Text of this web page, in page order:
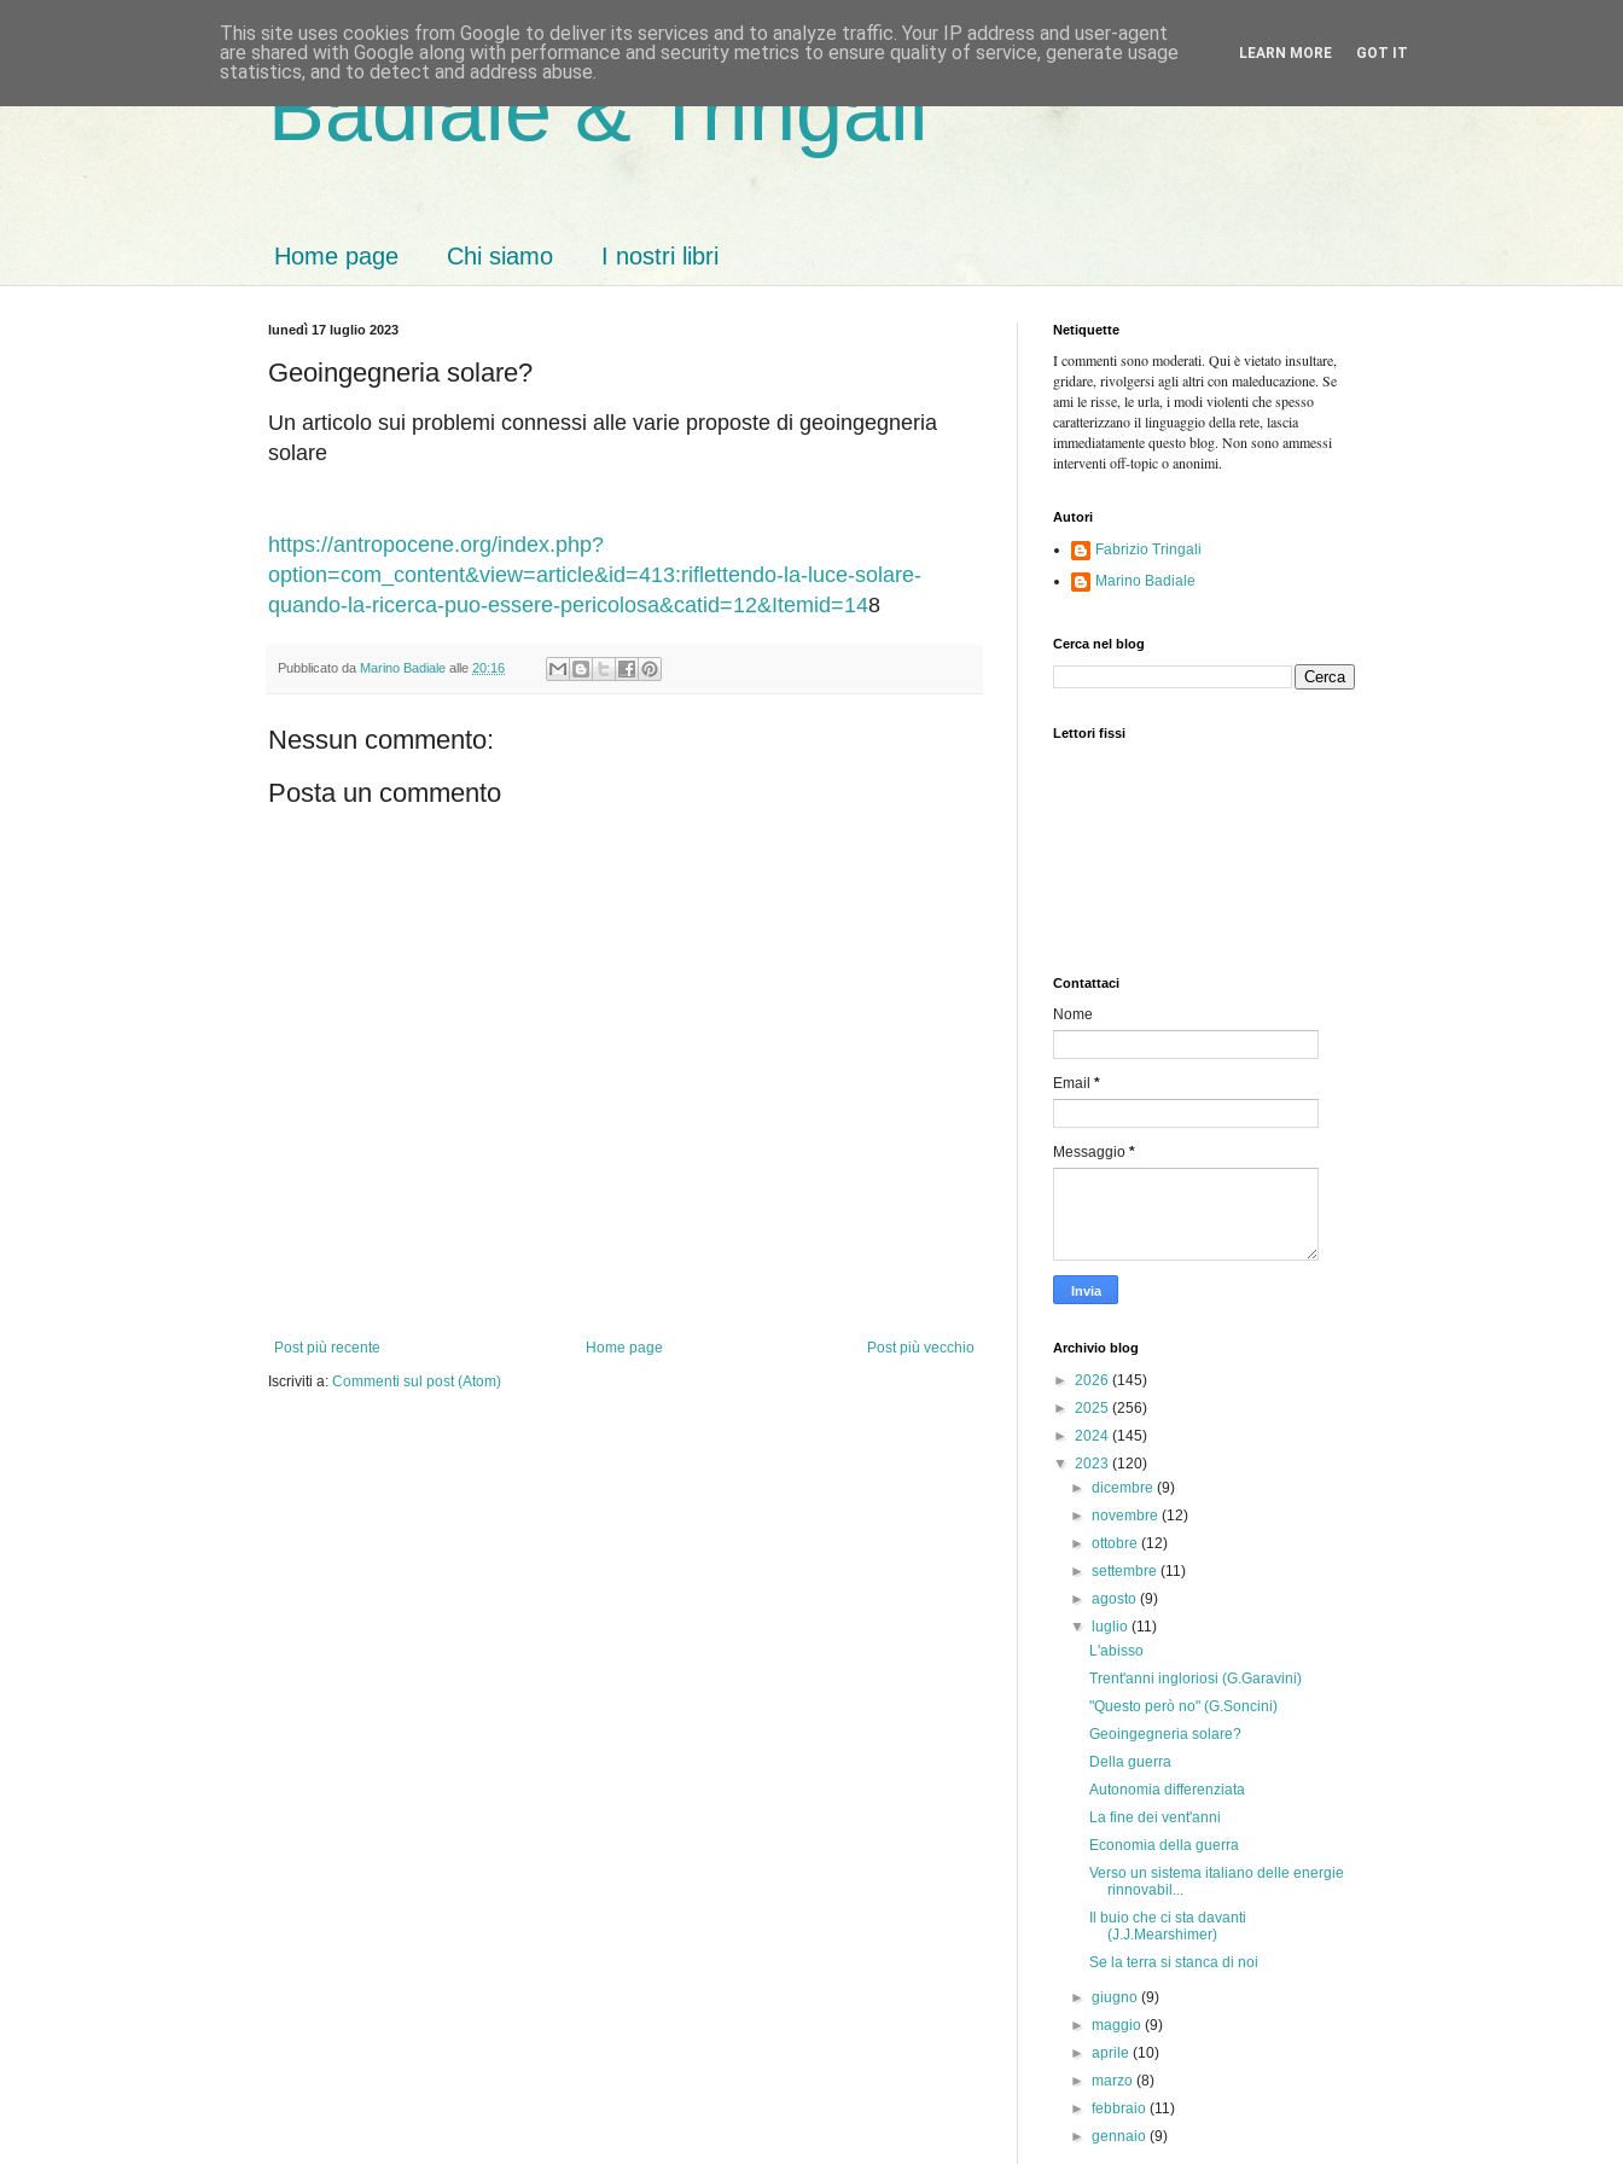
Badiale & Tringali
Home page Chi siamo I nostri libri
lunedì 17 luglio 2023
Geoingegneria solare?
Un articolo sui problemi connessi alle varie proposte di geoingegneria
solare
https://antropocene.org/index.php?
option=com_content&view=article&id=413:riflettendo-la-luce-solare-
quando-la-ricerca-puo-essere-pericolosa&catid=12&Itemid=148
Pubblicato da Marino Badiale alle 20:16
Nessun commento:
Posta un commento
Post più recente Post più vecchio
Home page
Iscriviti a: Commenti sul post (Atom)
Netiquette
I commenti sono moderati. Qui è vietato insultare,
gridare, rivolgersi agli altri con maleducazione. Se
ami le risse, le urla, i modi violenti che spesso
caratterizzano il linguaggio della rete, lascia
immediatamente questo blog. Non sono ammessi
interventi off-topic o anonimi.
Autori
Fabrizio Tringali
Marino Badiale
Cerca nel blog
Lettori fissi
Contattaci
Nome
Email *
Messaggio *
Archivio blog
► 2026 (145)
► 2025 (256)
► 2024 (145)
▼ 2023 (120)
►dicembre(9)
►novembre(12)
►ottobre(12)
►settembre(11)
►agosto(9)
▼
luglio(11)
L'abisso
Trent'anni ingloriosi (G.Garavini)
"Questo però no" (G.Soncini)
Geoingegneria solare?
Della guerra
Autonomia differenziata
La fine dei vent'anni
Economia della guerra
Verso un sistema italiano delle energie
rinnovabil...
Il buio che ci sta davanti
(J.J.Mearshimer)
Se la terra si stanca di noi
►giugno(9)
►maggio(9)
►aprile(10)
►marzo(8)
►febbraio(11)
►gennaio(9)
This site uses cookies from Google to deliver its services and to analyze traffic. Your IP address and user-agent
are shared with Google along with performance and security metrics to ensure quality of service, generate usage
statistics, and to detect and address abuse.
LEARN MORE GOT IT